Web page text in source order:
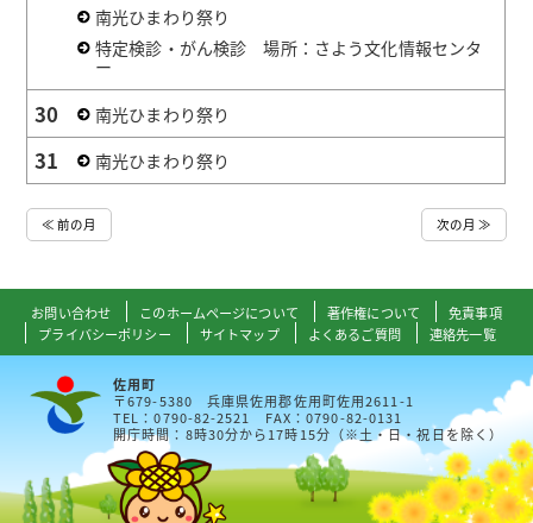
南光ひまわり祭り
特定検診・がん検診 場所：さよう文化情報センタ
ー
30 南光ひまわり祭り
31 南光ひまわり祭り
≪ 前の月 次の月 ≫
お問い合わせ このホームページについて 著作権について
免責事項
プライバシーポリシー
サイトマップ よくあるご質問 連絡先一覧
佐用町
〒679-5380 兵庫県佐用郡佐用町佐用2611-1
TEL：0790-82-2521 FAX：0790-82-0131
開庁時間：8時30分から17時15分（※土・日・祝日を除く）